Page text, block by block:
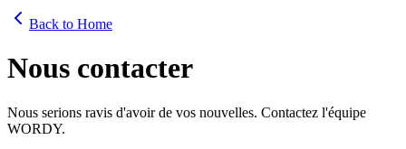
Back to Home
Nous contacter
Nous serions ravis d'avoir de vos nouvelles. Contactez l'équipe
WORDY.